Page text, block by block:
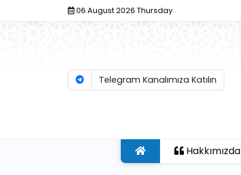
06 August 2026 Thursday
Telegram Kanalımıza Katılın
Hakkımızda